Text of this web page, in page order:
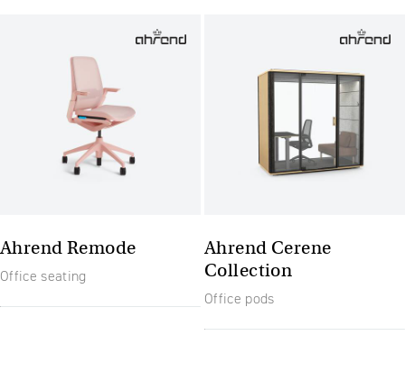
Ahrend Remode
Office seating
Ahrend Cerene
Collection
Office pods